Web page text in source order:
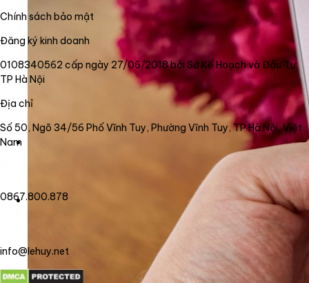
Chính sách bảo mật
Đăng ký kinh doanh
0108340562 cấp ngày 27/06/2018 bởi Sở Kế Hoạch và Đầu Tư
TP Hà Nội
Địa chỉ
Số 50, Ngõ 34/56 Phố Vĩnh Tuy, Phường Vĩnh Tuy, TP Hà Nội, Việt
Nam
0867.800.878
info@lehuy.net